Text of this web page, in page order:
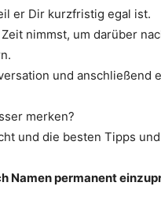
er Dir kurzfristig egal ist.
nimmst, um darüber
und anschließend
merken?
und die besten Tipps
Namen permanent